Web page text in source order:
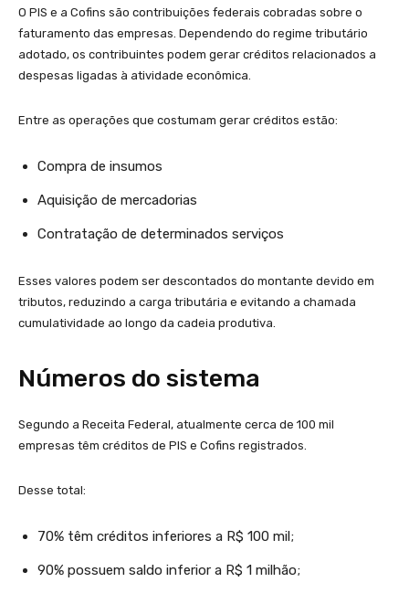
O PIS e a Cofins são contribuições federais cobradas sobre o
faturamento das empresas. Dependendo do regime tributário
adotado, os contribuintes podem gerar créditos relacionados a
despesas ligadas à atividade econômica.
Entre as operações que costumam gerar créditos estão:
Compra de insumos
Aquisição de mercadorias
Contratação de determinados serviços
Esses valores podem ser descontados do montante devido em
tributos, reduzindo a carga tributária e evitando a chamada
cumulatividade ao longo da cadeia produtiva.
Números do sistema
Segundo a Receita Federal, atualmente cerca de 100 mil
empresas têm créditos de PIS e Cofins registrados.
Desse total:
70% têm créditos inferiores a R$ 100 mil;
90% possuem saldo inferior a R$ 1 milhão;